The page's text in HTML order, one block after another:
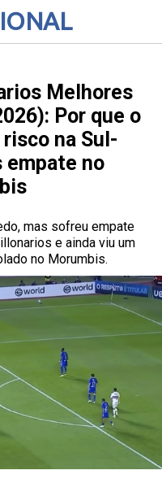
Melhores
Por que o
na Sul-
empate no
mas sofreu empate
e ainda viu um
no Morumbis.